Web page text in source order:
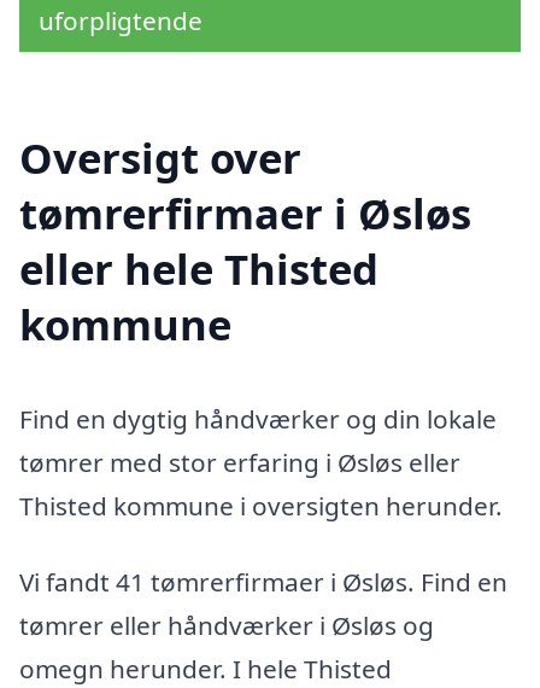
uforpligtende
Oversigt over
tømrerfirmaer i Øsløs
eller hele Thisted
kommune
Find en dygtig håndværker og din lokale
tømrer med stor erfaring i Øsløs eller
Thisted kommune i oversigten herunder.
Vi fandt 41 tømrerfirmaer i Øsløs. Find en
tømrer eller håndværker i Øsløs og
omegn herunder. I hele Thisted